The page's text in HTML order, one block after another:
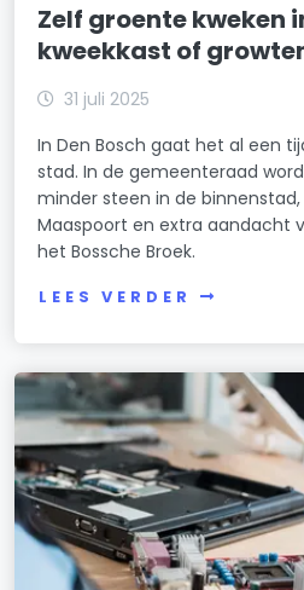
Zelf groente kweken
kweekkast of
31 juli 2025
In Den Bosch gaat het al een
stad. In de gemeenteraad
minder steen in de
Maaspoort en extra aandacht
het Bossche Broek.
LEES VERDER